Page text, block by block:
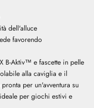
dell'alluce
favorendo
B-Aktiv™ e fascette in pelle
alla caviglia e il
per un'avventura su
per giochi estivi e